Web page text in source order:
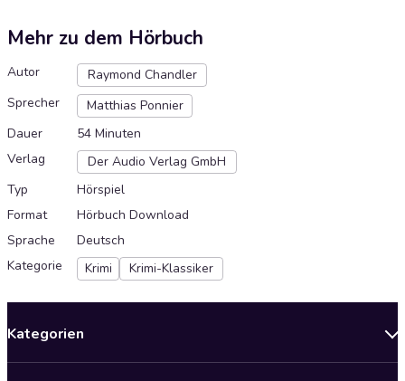
Mehr zu dem Hörbuch
Autor
Raymond Chandler
Sprecher
Matthias Ponnier
Dauer
54 Minuten
Verlag
Der Audio Verlag GmbH
Typ
Hörspiel
Format
Hörbuch Download
Sprache
Deutsch
Kategorie
Krimi Krimi-Klassiker
Kategorien